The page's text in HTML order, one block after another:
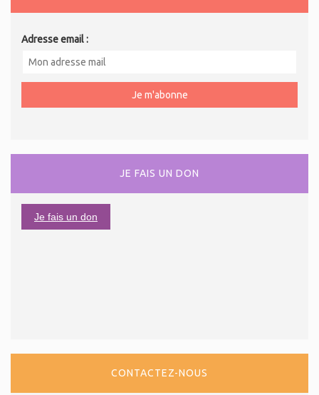
Adresse email :
JE FAIS UN DON
Je fais un don
CONTACTEZ-NOUS